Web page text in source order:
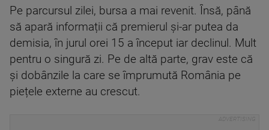
Pe parcursul zilei, bursa a mai revenit. Însă, până
să apară informații că premierul și-ar putea da
demisia, în jurul orei 15 a început iar declinul. Mult
pentru o singură zi. Pe de altă parte, grav este că
și dobânzile la care se împrumută România pe
piețele externe au crescut.